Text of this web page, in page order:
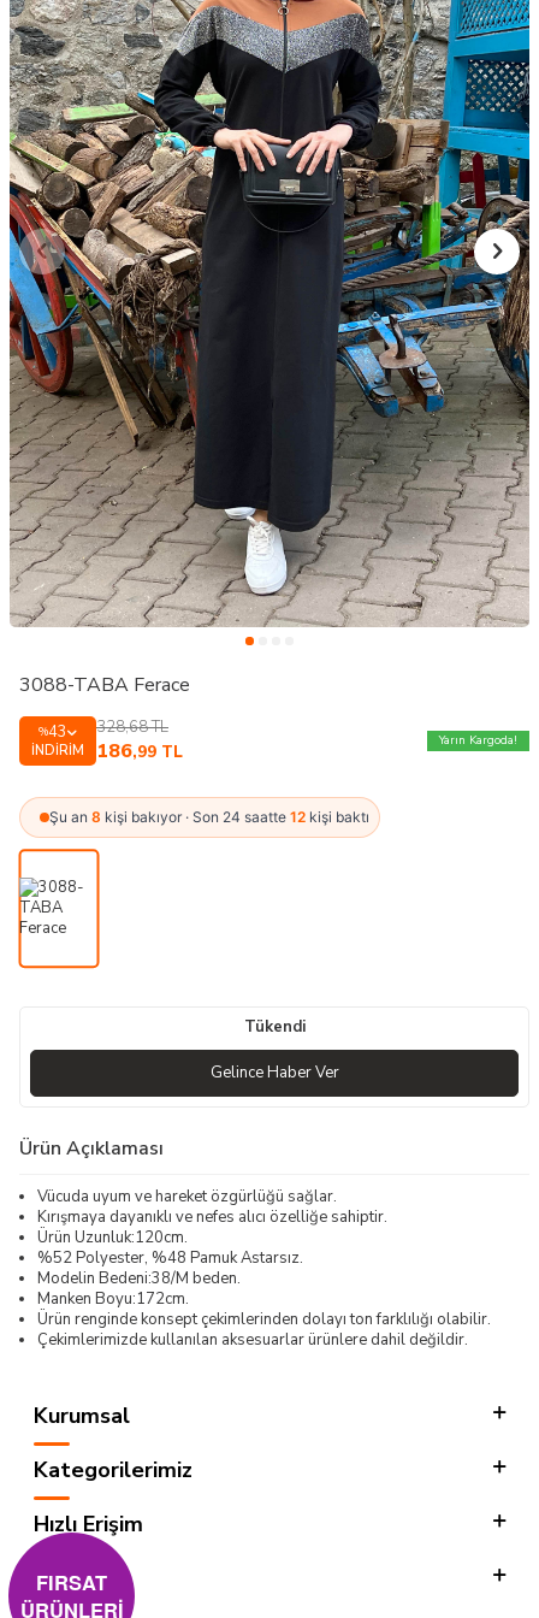
3088-TABA Ferace
%43
İNDIRIM
328,68TL
186,99 TL
Yarın Kargoda!
Şu an 8 kişi bakıyor · Son 24 saatte 12 kişi baktı
Tükendi
Gelince Haber Ver
Ürün Açıklaması
Vücuda uyum ve hareket özgürlüğü sağlar.
Kırışmaya dayanıklı ve nefes alıcı özelliğe sahiptir.
Ürün Uzunluk:120cm.
%52 Polyester, %48 Pamuk Astarsız.
Modelin Bedeni:38/M beden.
Manken Boyu:172cm.
Ürün renginde konsept çekimlerinden dolayı ton farklılığı olabilir.
Çekimlerimizde kullanılan aksesuarlar ürünlere dahil değildir.
Kurumsal
Kategorilerimiz
Hızlı Erişim
Sosyal
FIRSAT
ÜRÜNLERİ